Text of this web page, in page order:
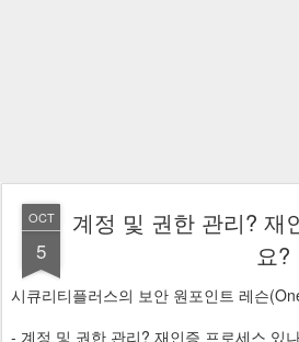
OCT
5
계정 및 권한 관리? 재
요?
시큐리티플러스의 보안 원포인트 레슨
- 계정 및 권한 관리? 재인증 프로세스 있